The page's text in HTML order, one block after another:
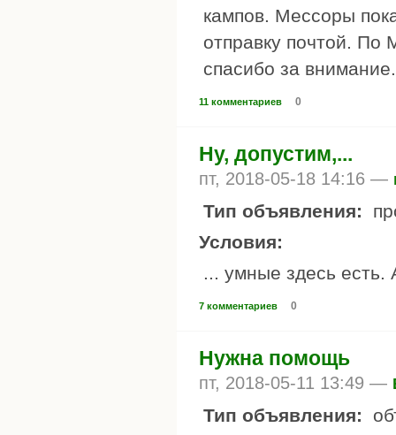
кампов. Мессоры
отправку почтой. По
спасибо за
11 комментариев 0
Ну, допустим,...
пт, 2018-05-18 14:16 —
Тип объявления:
Условия:
... умные здесь
7 комментариев 0
Нужна помощь
пт, 2018-05-11 13:49 —
Тип объявления: